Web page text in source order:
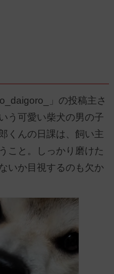
」の投稿主さ
う可愛い柴犬の男の子
くんの日課は、飼い主
こと。しっかり磨けた
いか目視するのも欠か